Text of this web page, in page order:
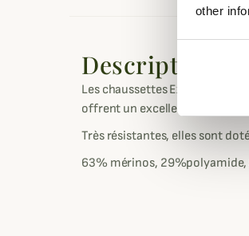
other
Description
Les chaussettes Expedition
offrent un excellent amorti
Très résistantes, elles sont
63% mérinos,